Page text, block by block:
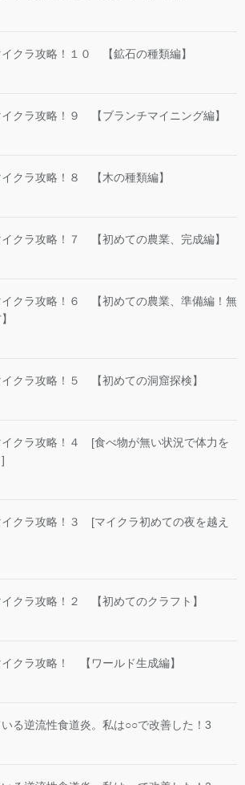
クラ攻略！１０ 【鉱石の種類編】
クラ攻略！９ 【ブランチマイニング編】
クラ攻略！８ 【木の種類編】
クラ攻略！７ 【初めての農業、完成編】
クラ攻略！６ 【初めての農業、準備編！無
クラ攻略！５ 【初めての洞窟探検】
クラ攻略！４ [食べ物が無い状況で体力を
クラ攻略！３ [マイクラ初めての夜を越え
クラ攻略！２ 【初めてのクラフト】
クラ攻略！ 【ワールド生成編】
る逆流性食道炎。私は○○で改善した！3